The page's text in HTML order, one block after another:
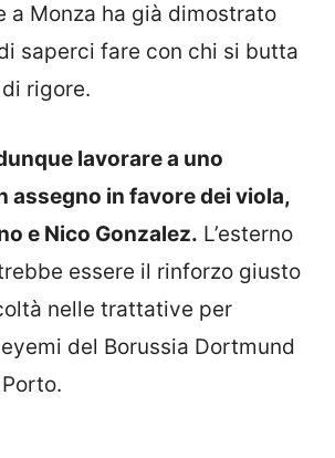
a Monza ha già dimostrato
saperci fare con chi si butta
di rigore.
lavorare a uno
assegno in favore dei viola,
e Nico Gonzalez. L’esterno
essere il rinforzo giusto
nelle trattative per
del Borussia Dortmund